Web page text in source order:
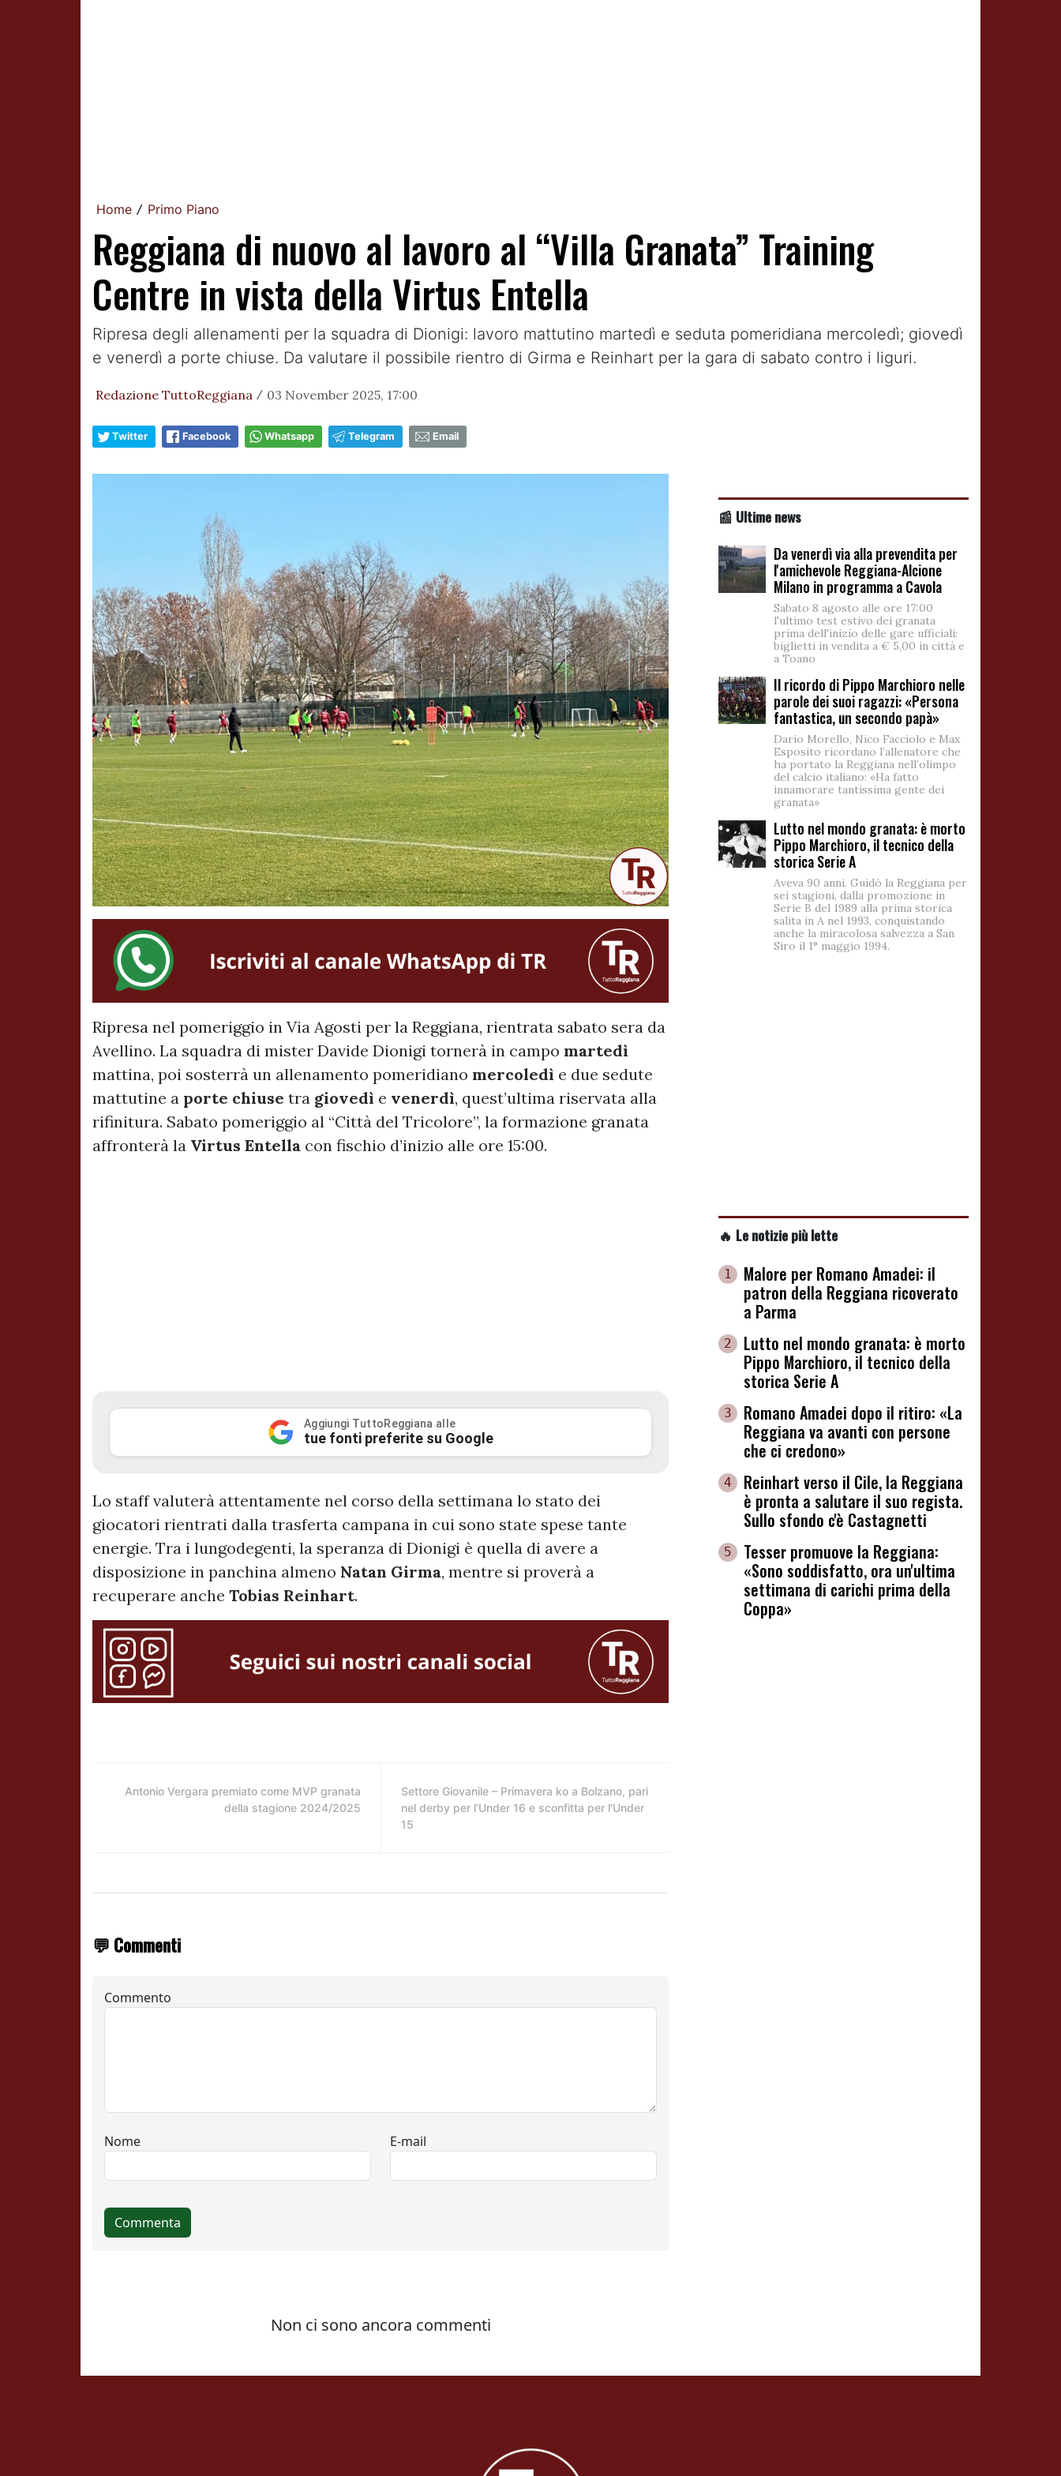
Home / Primo Piano
Reggiana di nuovo al lavoro al “Villa Granata” Training
Centre in vista della Virtus Entella
Ripresa degli allenamenti per la squadra di Dionigi: lavoro mattutino martedì e seduta pomeridiana mercoledì; giovedì
e venerdì a porte chiuse. Da valutare il possibile rientro di Girma e Reinhart per la gara di sabato contro i liguri.
Redazione TuttoReggiana / 03 November 2025, 17:00
Twitter Facebook Whatsapp Telegram Email
Ripresa nel pomeriggio in Via Agosti per la Reggiana, rientrata sabato sera da
Avellino. La squadra di mister Davide Dionigi tornerà in campo martedì
mattina, poi sosterrà un allenamento pomeridiano mercoledì e due sedute
mattutine a porte chiuse tra giovedì e venerdì, quest’ultima riservata alla
rifinitura. Sabato pomeriggio al “Città del Tricolore”, la formazione granata
affronterà la Virtus Entella con fischio d’inizio alle ore 15:00.
Aggiungi TuttoReggiana alle
tue fonti preferite su Google
Lo staff valuterà attentamente nel corso della settimana lo stato dei
giocatori rientrati dalla trasferta campana in cui sono state spese tante
energie. Tra i lungodegenti, la speranza di Dionigi è quella di avere a
disposizione in panchina almeno Natan Girma, mentre si proverà a
recuperare anche Tobias Reinhart.
Antonio Vergara premiato come MVP granata
della stagione 2024/2025
Settore Giovanile – Primavera ko a Bolzano, pari
nel derby per l’Under 16 e sconfitta per l’Under
15
💬 Commenti
📰 Ultime news
Da venerdì via alla prevendita per
l'amichevole Reggiana-Alcione
Milano in programma a Cavola
Sabato 8 agosto alle ore 17:00
l'ultimo test estivo dei granata
prima dell'inizio delle gare ufficiali:
biglietti in vendita a € 5,00 in città e
a Toano
Il ricordo di Pippo Marchioro nelle
parole dei suoi ragazzi: «Persona
fantastica, un secondo papà»
Dario Morello, Nico Facciolo e Max
Esposito ricordano l’allenatore che
ha portato la Reggiana nell’olimpo
del calcio italiano: «Ha fatto
innamorare tantissima gente dei
granata»
Lutto nel mondo granata: è morto
Pippo Marchioro, il tecnico della
storica Serie A
Aveva 90 anni. Guidò la Reggiana per
sei stagioni, dalla promozione in
Serie B del 1989 alla prima storica
salita in A nel 1993, conquistando
anche la miracolosa salvezza a San
Siro il 1° maggio 1994.
🔥 Le notizie più lette
1
Malore per Romano Amadei: il
patron della Reggiana ricoverato
a Parma
2
Lutto nel mondo granata: è morto
Pippo Marchioro, il tecnico della
storica Serie A
3
Romano Amadei dopo il ritiro: «La
Reggiana va avanti con persone
che ci credono»
4
Reinhart verso il Cile, la Reggiana
è pronta a salutare il suo regista.
Sullo sfondo c'è Castagnetti
5
Tesser promuove la Reggiana:
«Sono soddisfatto, ora un'ultima
settimana di carichi prima della
Coppa»